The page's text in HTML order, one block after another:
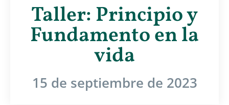
Taller: Principio y
Fundamento en la
vida
15 de septiembre de 2023